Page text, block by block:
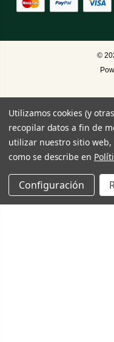
©
Utilizamos cookies (y
recopilar datos a fin de
utilizar nuestro sitio
como se describe en
Configuración